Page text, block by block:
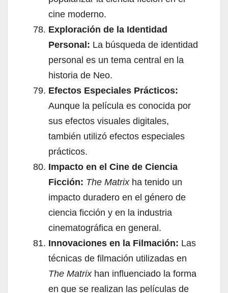
cine moderno.
Exploración de la Identidad
Personal: La búsqueda de identidad
personal es un tema central en la
historia de Neo.
Efectos Especiales Prácticos:
Aunque la película es conocida por
sus efectos visuales digitales,
también utilizó efectos especiales
prácticos.
Impacto en el Cine de Ciencia
Ficción: The Matrixha tenido un
impacto duradero en el género de
ciencia ficción y en la industria
cinematográfica en general.
Innovaciones en la Filmación: Las
técnicas de filmación utilizadas en
The Matrixhan influenciado la forma
en que se realizan las películas de